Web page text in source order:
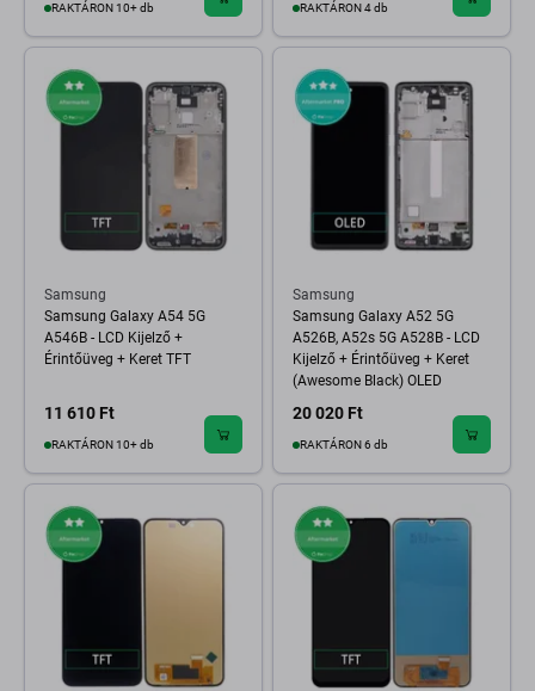
RAKTÁRON 10+ db RAKTÁRON 4 db
Samsung
Samsung Galaxy A54 5G
A546B - LCD Kijelző +
Érintőüveg + Keret TFT
11 610 Ft
RAKTÁRON 10+ db
Samsung
Samsung Galaxy A52 5G
A526B, A52s 5G A528B - LCD
Kijelző + Érintőüveg + Keret
(Awesome Black) OLED
20 020 Ft
RAKTÁRON 6 db